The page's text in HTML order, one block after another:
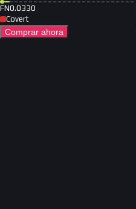
FN0.0330
Covert
Comprar ahora